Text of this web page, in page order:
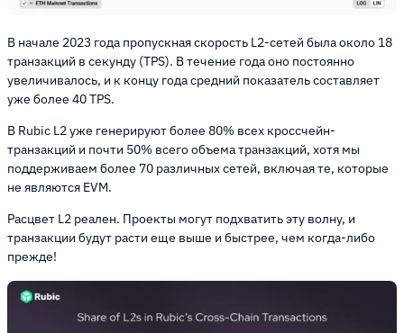
В начале 2023 года пропускная скорость L2-сетей была около 18
транзакций в секунду (TPS). В течение года оно постоянно
увеличивалось, и к концу года средний показатель составляет
уже более 40 TPS.
В Rubic L2 уже генерируют более 80% всех кроссчейн-
транзакций и почти 50% всего объема транзакций, хотя мы
поддерживаем более 70 различных сетей, включая те, которые
не являются EVM.
Расцвет L2 реален. Проекты могут подхватить эту волну, и
транзакции будут расти еще выше и быстрее, чем когда-либо
прежде!